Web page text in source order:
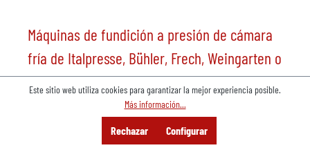
Consultoría Buscar en
Máquinas de fundición a presión de cámara
fría de Italpresse, Bühler, Frech, Weingarten o
IDRA
Para las aleaciones de aluminio y magnesio con un punto
de fusión superior a 630°C se utiliza principalmente el
Este sitio web utiliza cookies para garantizar la mejor experiencia posible.
Más información...
Rechazar Configurar